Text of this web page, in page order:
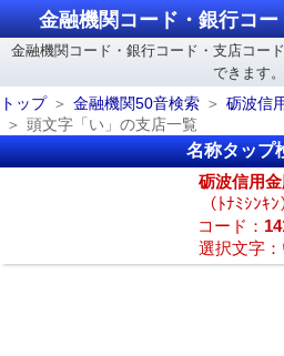
金融機関コード・銀行コ
金融機関コード・銀行コード・支店コー
できます。
トップ
金融機関50音検索
砺波信
頭文字「い」の支店一覧
名称タップ
砺波信用
（ﾄﾅﾐｼﾝｷﾝ
コード：
選択文字：